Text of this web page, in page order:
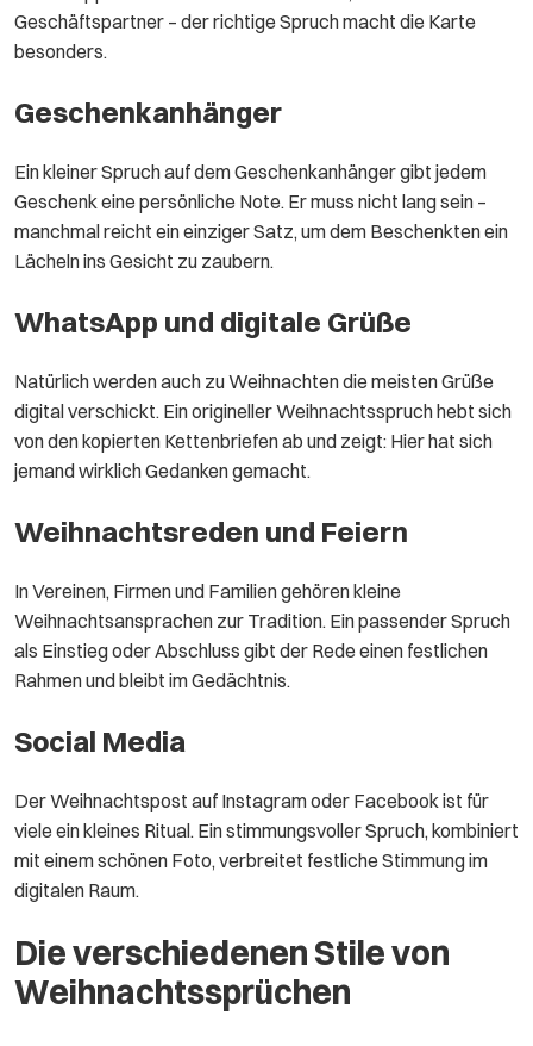
Geschäftspartner – der richtige Spruch macht die Karte
besonders.
Geschenkanhänger
Ein kleiner Spruch auf dem Geschenkanhänger gibt jedem
Geschenk eine persönliche Note. Er muss nicht lang sein –
manchmal reicht ein einziger Satz, um dem Beschenkten ein
Lächeln ins Gesicht zu zaubern.
WhatsApp und digitale Grüße
Natürlich werden auch zu Weihnachten die meisten Grüße
digital verschickt. Ein origineller Weihnachtsspruch hebt sich
von den kopierten Kettenbriefen ab und zeigt: Hier hat sich
jemand wirklich Gedanken gemacht.
Weihnachtsreden und Feiern
In Vereinen, Firmen und Familien gehören kleine
Weihnachtsansprachen zur Tradition. Ein passender Spruch
als Einstieg oder Abschluss gibt der Rede einen festlichen
Rahmen und bleibt im Gedächtnis.
Social Media
Der Weihnachtspost auf Instagram oder Facebook ist für
viele ein kleines Ritual. Ein stimmungsvoller Spruch, kombiniert
mit einem schönen Foto, verbreitet festliche Stimmung im
digitalen Raum.
Die verschiedenen Stile von
Weihnachtssprüchen